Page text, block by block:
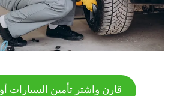
قارن واشتر تأمين السيارات